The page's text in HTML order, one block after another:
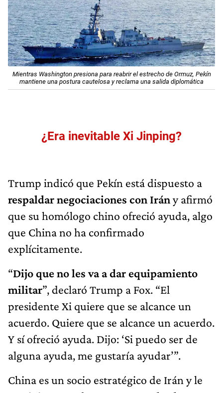
Mientras Washington presiona para reabrir el estrecho de Ormuz, Pekín
mantiene una postura cautelosa y reclama una salida diplomática
¿Era inevitable Xi Jinping?
Trump indicó que Pekín está dispuesto a
respaldar negociaciones con Irány afirmó
que su homólogo chino ofreció ayuda, algo
que China no ha confirmado
explícitamente.
“Dijo que no les va a dar equipamiento
militar”, declaró Trump a Fox. “El
presidente Xi quiere que se alcance un
acuerdo. Quiere que se alcance un acuerdo.
Y sí ofreció ayuda. Dijo: ‘Si puedo ser de
alguna ayuda, me gustaría ayudar’”.
China es un socio estratégico de Irán y le